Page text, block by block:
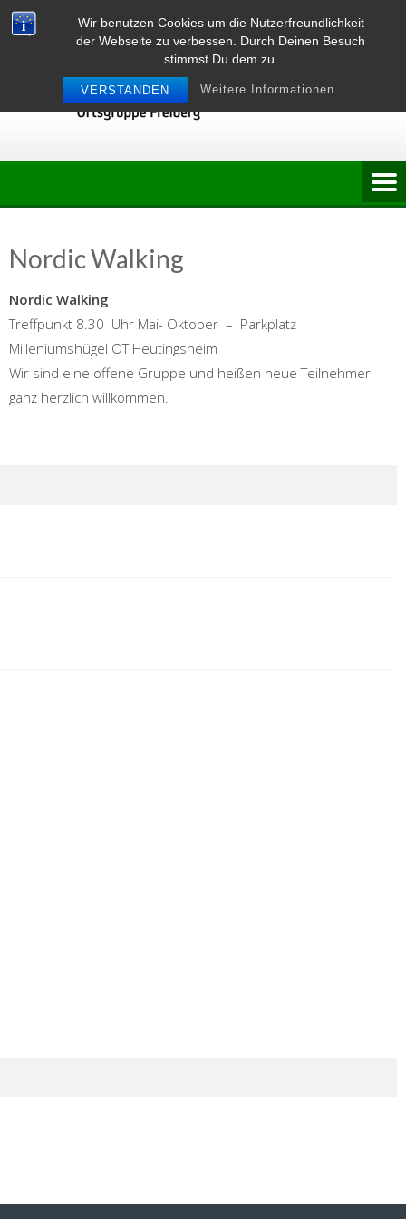
Wir benutzen Cookies um die Nutzerfreundlichkeit
der Webseite zu verbessen. Durch Deinen Besuch
stimmst Du dem zu.
VERSTANDEN Weitere Informationen
Skip
to
Nordic Walking
Nordic Walking
Treffpunkt 8.30 Uhr Mai- Oktober – Parkplatz
Milleniumshügel OT Heutingsheim
Wir sind eine offene Gruppe und heißen neue Teilnehmer
ganz herzlich willkommen.